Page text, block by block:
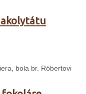
akolytátu
bola br. Róbertovi